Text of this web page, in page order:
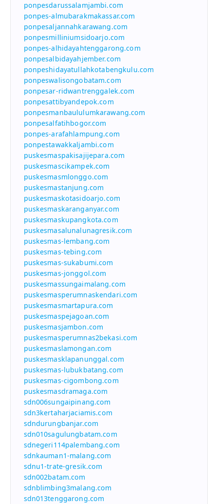
ponpesdarussalamjambi.com
ponpes-almubarakmakassar.com
ponpesaljannahkarawang.com
ponpesmilliniumsidoarjo.com
ponpes-alhidayahtenggarong.com
ponpesalbidayahjember.com
ponpeshidayatullahkotabengkulu.com
ponpeswalisongobatam.com
ponpesar-ridwantrenggalek.com
ponpesattibyandepok.com
ponpesmanbaululumkarawang.com
ponpesalfatihbogor.com
ponpes-arafahlampung.com
ponpestawakkaljambi.com
puskesmaspakisajijepara.com
puskesmascikampek.com
puskesmasmlonggo.com
puskesmastanjung.com
puskesmaskotasidoarjo.com
puskesmaskaranganyar.com
puskesmaskupangkota.com
puskesmasalunalunagresik.com
puskesmas-lembang.com
puskesmas-tebing.com
puskesmas-sukabumi.com
puskesmas-jonggol.com
puskesmassungaimalang.com
puskesmasperumnaskendari.com
puskesmasmartapura.com
puskesmaspejagoan.com
puskesmasjambon.com
puskesmasperumnas2bekasi.com
puskesmaslamongan.com
puskesmasklapanunggal.com
puskesmas-lubukbatang.com
puskesmas-cigombong.com
puskesmasdramaga.com
sdn006sungaipinang.com
sdn3kertaharjaciamis.com
sdndurungbanjar.com
sdn010sagulungbatam.com
sdnegeri114palembang.com
sdnkauman1-malang.com
sdnu1-trate-gresik.com
sdn002batam.com
sdnblimbing3malang.com
sdn013tenggarong.com